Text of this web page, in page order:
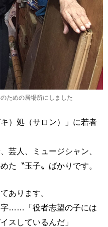
ための居場所にしました
）処（サロン）」に若者
芸人、ミュージシャン、
た〝玉子〟ばかりです。
あります。
字……「役者志望の子には
スしているんだ」